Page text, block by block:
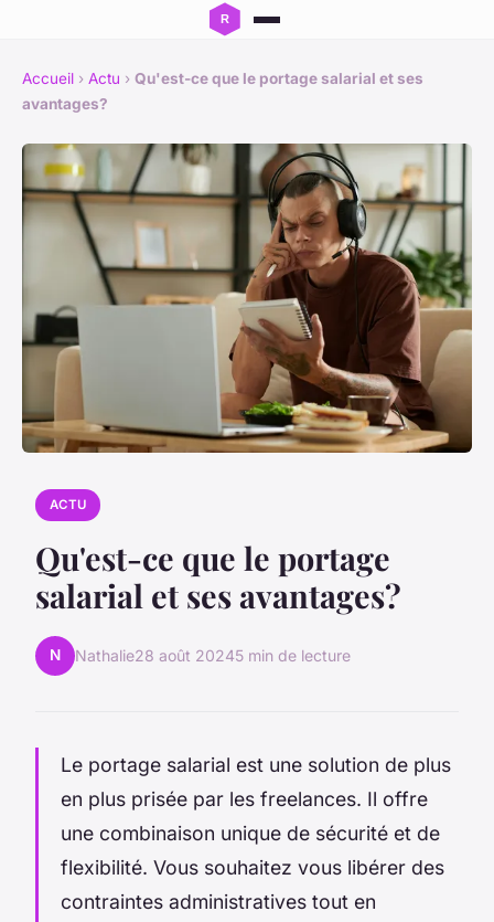
Accueil › Actu › Qu'est-ce que le portage salarial et ses
avantages?
ACTU
Qu'est-ce que le portage
salarial et ses avantages?
N Nathalie28 août 20245 min de lecture
Le portage salarial est une solution de plus
en plus prisée par les freelances. Il offre
une combinaison unique de sécurité et de
flexibilité. Vous souhaitez vous libérer des
contraintes administratives tout en